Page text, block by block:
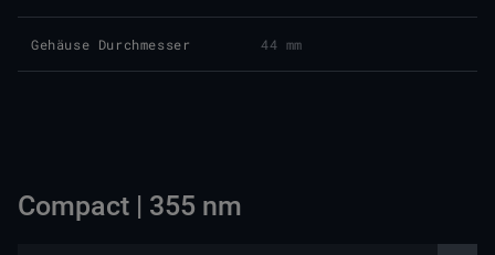
Gehäuse Durchmesser 44 mm
Compact | 355 nm